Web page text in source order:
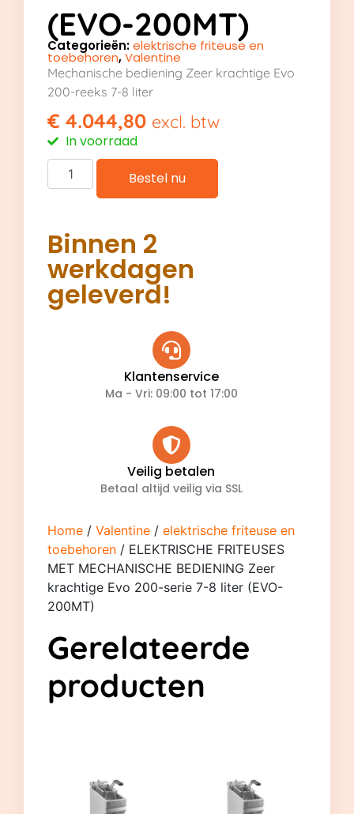
(EVO-200MT)
Categorieën:elektrische friteuse en
toebehoren,Valentine
Mechanische bediening Zeer krachtige Evo
200-reeks 7-8 liter
€ 4.044,80 excl. btw
In voorraad
Bestel nu
Binnen 2
werkdagen
geleverd!
Klantenservice
Ma - Vri: 09:00 tot 17:00
Veilig betalen
Betaal altijd veilig via SSL
Home / Valentine / elektrische friteuse en
toebehoren / ELEKTRISCHE FRITEUSES
MET MECHANISCHE BEDIENING Zeer
krachtige Evo 200-serie 7-8 liter (EVO-
200MT)
Gerelateerde
producten